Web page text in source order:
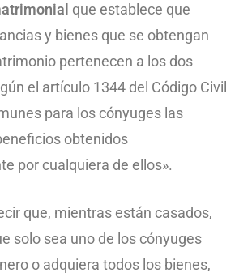
que establece que
y bienes que se obtengan
pertenecen a los dos
el artículo 1344 del Código Civil
para los cónyuges las
obtenidos
por cualquiera de ellos».
que, mientras están casados,
solo sea uno de los cónyuges
o adquiera todos los bienes,